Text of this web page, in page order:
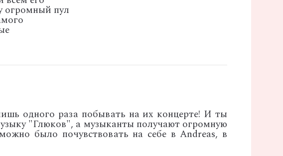
огромный пул
одного раза побывать на их концерте! И ты
"Глюков", а музыканты получают огромную
было почувствовать на себе в Andreas, в